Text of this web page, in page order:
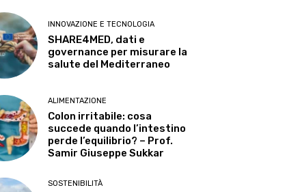
INNOVAZIONE E TECNOLOGIA
SHARE4MED, dati e
governance per misurare la
salute del Mediterraneo
ALIMENTAZIONE
Colon irritabile: cosa
succede quando l’intestino
perde l’equilibrio? – Prof.
Samir Giuseppe Sukkar
SOSTENIBILITÀ